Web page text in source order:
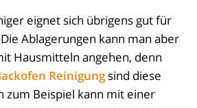
eignet sich übrigens gut für
Ablagerungen kann man aber
Hausmitteln angehen, denn
Reinigungsind diese
zum Beispiel kann mit einer